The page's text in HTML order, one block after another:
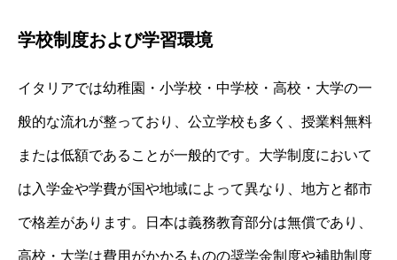
学校制度および学習環境
イタリアでは幼稚園・小学校・中学校・高校・大学の一
般的な流れが整っており、公立学校も多く、授業料無料
または低額であることが一般的です。大学制度において
は入学金や学費が国や地域によって異なり、地方と都市
で格差があります。日本は義務教育部分は無償であり、
高校・大学は費用がかかるものの奨学金制度や補助制度